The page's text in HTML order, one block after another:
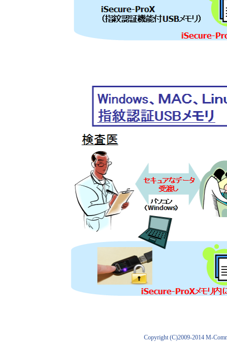
・ ログイン情報(ユーザ)ID及びログオンPW等）
iDEAシリーズとiSecure-ProXは、セキュリテ
Copyright (C)2009-2014 M-